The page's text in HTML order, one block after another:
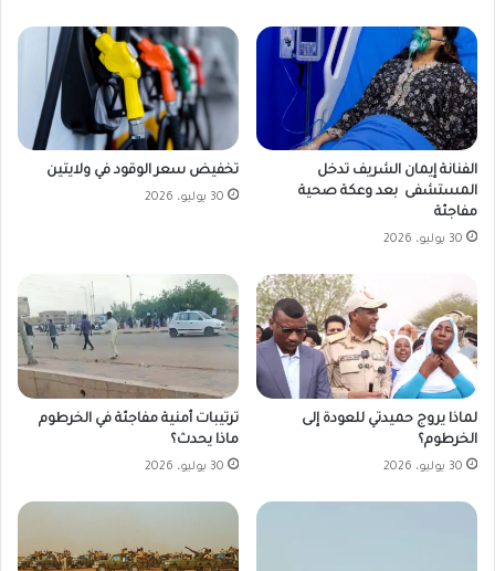
الفنانة إيمان الشريف تدخل
المستشفى بعد وعكة صحية
مفاجئة
30 يوليو، 2026
تخفيض سعر الوقود في ولايتين
30 يوليو، 2026
لماذا يروج حميدتي للعودة إلى
الخرطوم؟
30 يوليو، 2026
ترتيبات أمنية مفاجئة في الخرطوم
ماذا يحدث؟
30 يوليو، 2026